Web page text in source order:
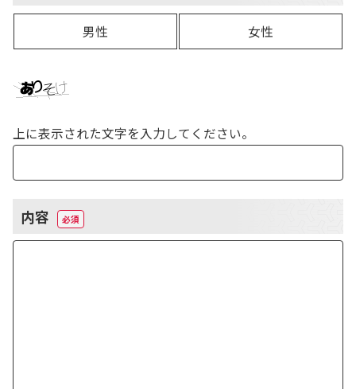
男性 女性
上に表示された文字を入力してください。
内容